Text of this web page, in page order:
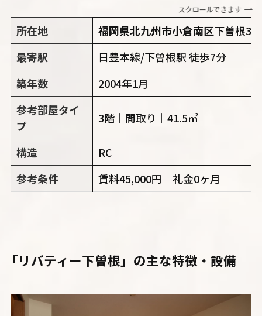
スクロールできます
所在地 福岡県北九州市小倉南区下曽根3
最寄駅
日豊本線/下曽根駅 徒歩7分
築年数
2004年1月
参考部屋タイ
プ
3階｜間取り｜41.5㎡
構造
RC
参考条件
賃料45,000円｜礼金0ヶ月
「リバティー下曽根」 の主な特徴・設備